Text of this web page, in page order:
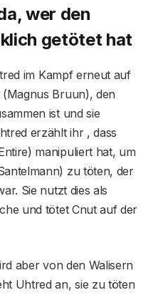
wer den
getötet hat
im Kampf erneut auf
Bruun), den
ist und sie
erzählt ihr , dass
manipuliert hat, um
zu töten, der
Sie nutzt dies als
und tötet Cnut auf der
aber von den Walisern
Uhtred an, sie zu töten